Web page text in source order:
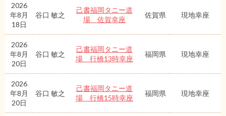
2026
年8月
18日
谷口 敏之
己書福岡タニー道
場 佐賀幸座
佐賀県 現地幸座
2026
年8月
20日
谷口 敏之
己書福岡タニー道
場 行橋13時幸座
福岡県 現地幸座
2026
年8月
20日
谷口 敏之
己書福岡タニー道
場 行橋15時幸座
福岡県 現地幸座